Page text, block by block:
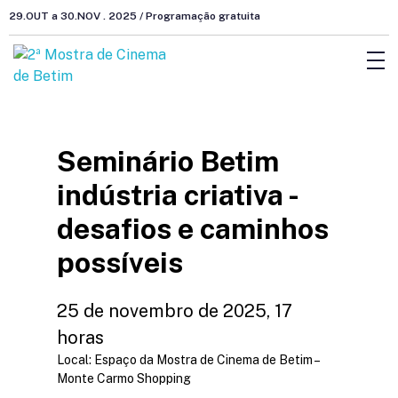
29.OUT a 30.NOV . 2025 / Programação gratuita
Seminário Betim
indústria criativa -
desafios e caminhos
possíveis
25 de novembro de 2025, 17
horas
Local: Espaço da Mostra de Cinema de Betim –
Monte Carmo Shopping